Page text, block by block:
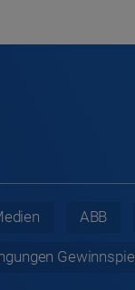
ABB
Gewinnspiel